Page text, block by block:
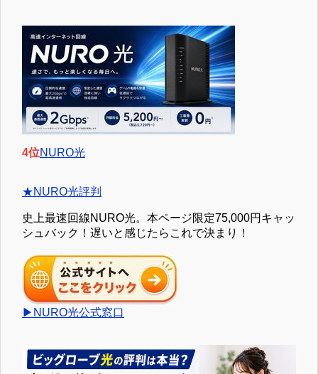
4位NURO光
★NURO光評判
史上最速回線NURO光。本ページ限定75,000円キャッ
シュバック！遅いと感じたらこれで決まり！
▶NURO光公式窓口